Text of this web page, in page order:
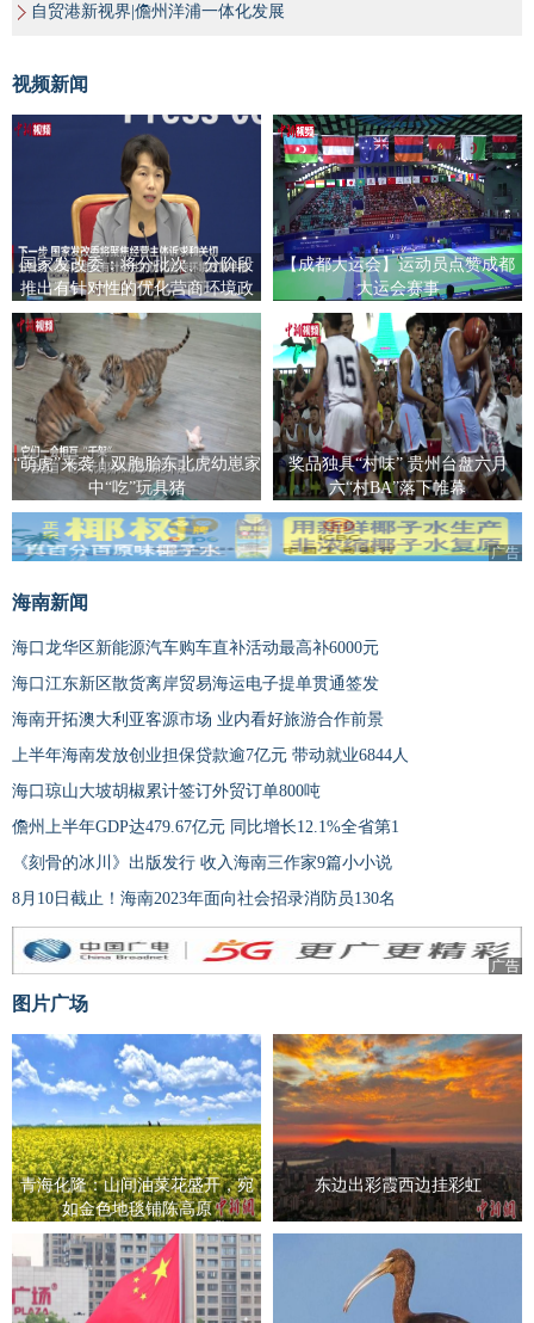
自贸港新视界|儋州洋浦一体化发展
视频新闻
国家发改委：将分批次、分阶段
推出有针对性的优化营商环境政
策举措
【成都大运会】运动员点赞成都
大运会赛事
“萌虎”来袭！双胞胎东北虎幼崽家
中“吃”玩具猪
奖品独具“村味” 贵州台盘六月
六“村BA”落下帷幕
广告
海南新闻
海口龙华区新能源汽车购车直补活动最高补6000元
海口江东新区散货离岸贸易海运电子提单贯通签发
海南开拓澳大利亚客源市场 业内看好旅游合作前景
上半年海南发放创业担保贷款逾7亿元 带动就业6844人
海口琼山大坡胡椒累计签订外贸订单800吨
儋州上半年GDP达479.67亿元 同比增长12.1%全省第1
《刻骨的冰川》出版发行 收入海南三作家9篇小小说
8月10日截止！海南2023年面向社会招录消防员130名
广告
图片广场
青海化隆：山间油菜花盛开，宛
如金色地毯铺陈高原
东边出彩霞西边挂彩虹